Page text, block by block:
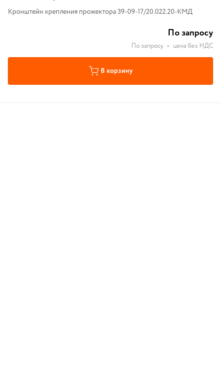
Кронштейн крепления прожектора 39-09-17/20.022.20-КМД
По запросу
По запросу • цена без НДС
В корзину